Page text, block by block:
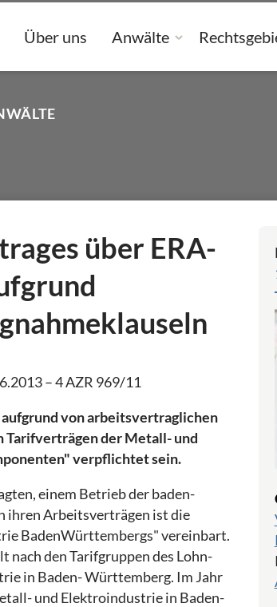
Über uns Anwälte
über ERA-
– 4 AZR 969/11
von arbeitsvertraglichen
Tarifverträgen der Metall- und
verpflichtet sein.
einem Betrieb der baden-
Arbeitsverträgen ist die
BadenWürttembergs" vereinbart.
nach den Tarifgruppen des Lohn-
in Baden- Württemberg. Im Jahr
und Elektroindustrie in Baden-